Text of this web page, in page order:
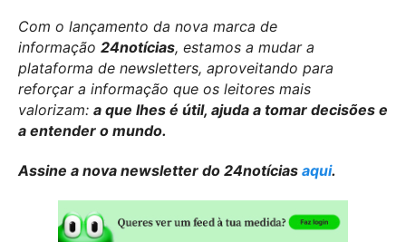
Com o lançamento da nova marca de
informação 24notícias, estamos a mudar a
plataforma de newsletters, aproveitando para
reforçar a informação que os leitores mais
valorizam: a que lhes é útil, ajuda a tomar decisões e
a entender o mundo.
Assine a nova newsletter do 24notícias aqui.